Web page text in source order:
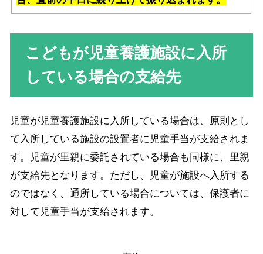
こどもが児童養護施設に入所
している場合の支給先
児童が児童養護施設に入所している場合は、原則とし
て入所している施設の設置者に児童手当が支給されま
す。児童が里親に委託されている場合も同様に、里親
が支給先となります。ただし、児童が施設へ入所する
のではなく、通所している場合については、保護者に
対して児童手当が支給されます。